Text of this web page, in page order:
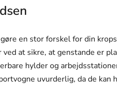
en stor forskel for din
at sikre, at genstande er
hylder og
uvurderlig, da de kan